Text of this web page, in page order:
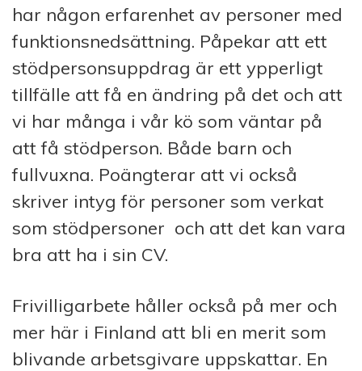
har någon erfarenhet av personer med
funktionsnedsättning. Påpekar att ett
stödpersonsuppdrag är ett ypperligt
tillfälle att få en ändring på det och att
vi har många i vår kö som väntar på
att få stödperson. Både barn och
fullvuxna. Poängterar att vi också
skriver intyg för personer som verkat
som stödpersoner och att det kan vara
bra att ha i sin CV.
Frivilligarbete håller också på mer och
mer här i Finland att bli en merit som
blivande arbetsgivare uppskattar. En